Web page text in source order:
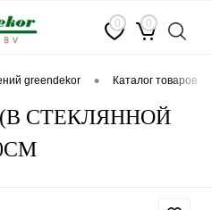
0 0
greendekor • каталог товаров
СТЕКЛЯННОЙ